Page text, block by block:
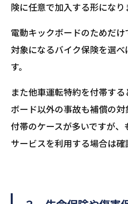
険に任意で加入する形になり
電動キックボードのためだ
対象になるバイク保険を選
す。
また他車運転特約を付帯す
ボード以外の事故も補償の
付帯のケースが多いですが
サービスを利用する場合は確